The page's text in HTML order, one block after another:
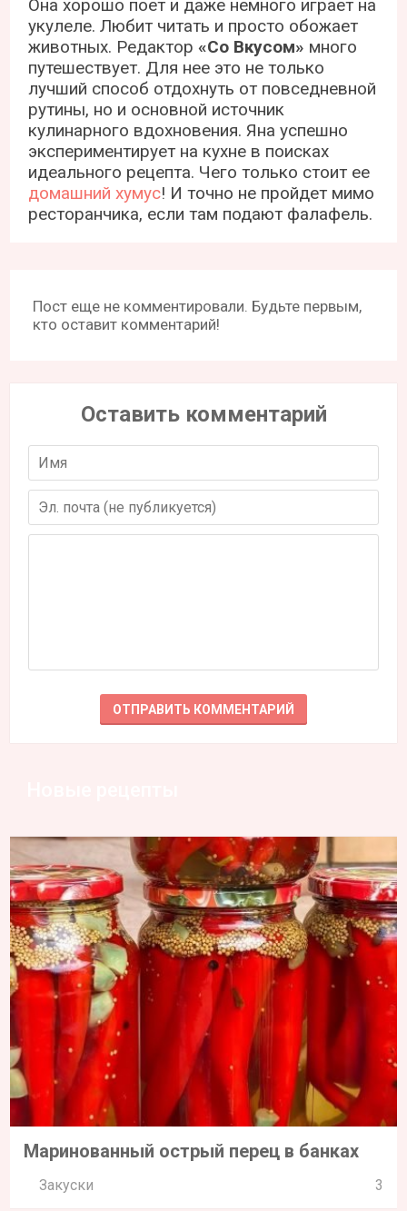
Она хорошо поет и даже немного играет на
укулеле. Любит читать и просто обожает
животных. Редактор«Со Вкусом» много
путешествует. Для нее это не только
лучший способ отдохнуть от повседневной
рутины, но и основной источник
кулинарного вдохновения. Яна успешно
экспериментирует на кухне в поисках
идеального рецепта. Чего только стоит ее
домашний хумус! И точно не пройдет мимо
ресторанчика, если там подают фалафель.
Пост еще не комментировали. Будьте первым,
кто оставит комментарий!
Оставить комментарий
Маринованный острый перец в банках
Закуски 3